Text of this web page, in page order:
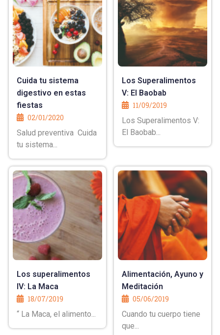
Cuida tu sistema
digestivo en estas
fiestas
02/01/2020
Salud preventiva Cuida
tu sistema...
Los Superalimentos
V: El Baobab
11/09/2019
Los Superalimentos V:
El Baobab...
Los superalimentos
IV: La Maca
18/07/2019
“ La Maca, el alimento...
Alimentación, Ayuno y
Meditación
05/06/2019
Cuando tu cuerpo tiene
que...